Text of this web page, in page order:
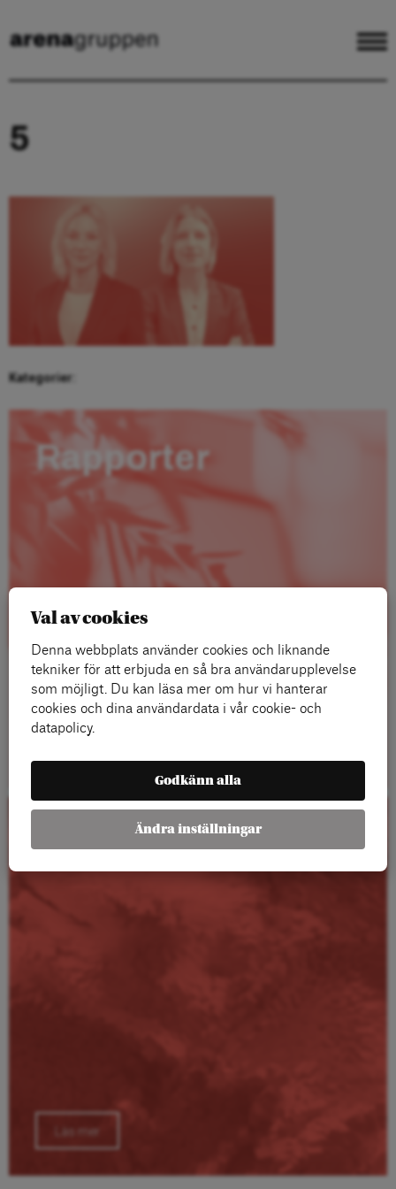
5
Kategorier:
Rapporter
Kalender
Läs mer
Val av cookies
Denna webbplats använder cookies och liknande
tekniker för att erbjuda en så bra användarupplevelse
som möjligt. Du kan läsa mer om hur vi hanterar
cookies och dina användardata i vår cookie- och
datapolicy.
Godkänn alla
Ändra inställningar